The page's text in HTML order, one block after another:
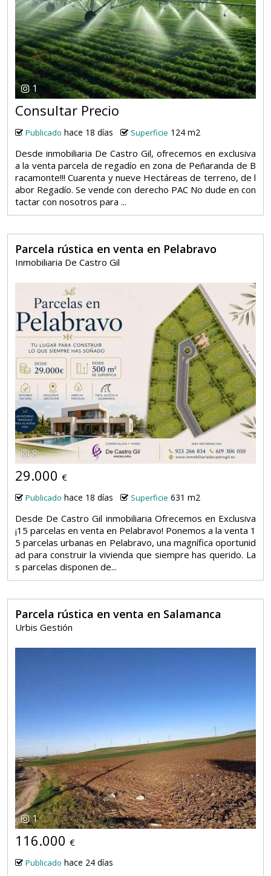
1
Consultar Precio
Publicado hace 18 días Superficie 124 m2
Desde inmobiliaria De Castro Gil, ofrecemos en exclusiva
a la venta parcela de regadío en zona de Peñaranda de B
racamonte!!! Cuarenta y nueve Hectáreas de terreno, de l
abor Regadío. Se vende con derecho PAC No dude en con
tactar con nosotros para ...
Parcela rústica en venta en Pelabravo
Inmobiliaria De Castro Gil
8
29.000 €
Publicado hace 18 días Superficie 631 m2
Desde De Castro Gil inmobiliaria Ofrecemos en Exclusiva
¡15 parcelas en venta en Pelabravo! Ponemos a la venta 1
5 parcelas urbanas en Pelabravo, una magnífica oportunid
ad para construir la vivienda que siempre has querido. La
s parcelas disponen de...
Parcela rústica en venta en Salamanca
Urbis Gestión
1
116.000 €
Publicado hace 24 días